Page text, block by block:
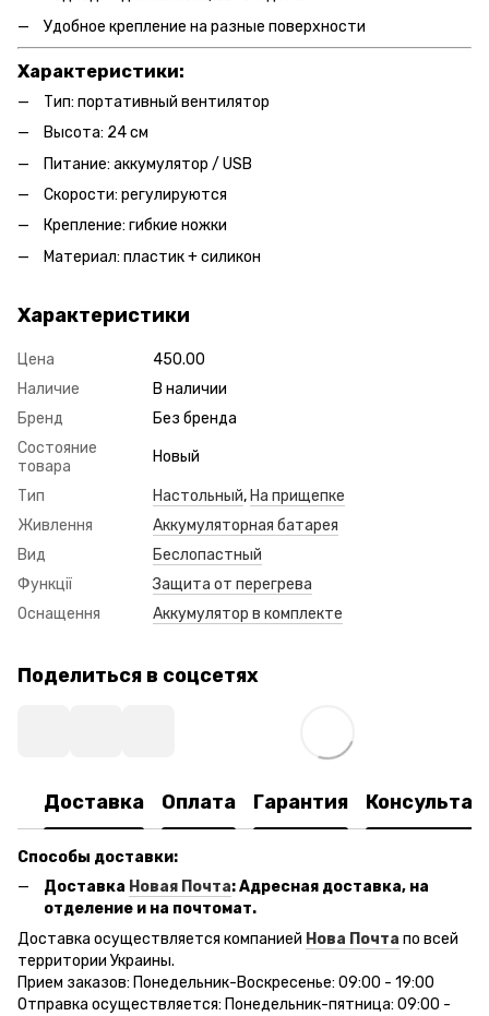
Удобное крепление на разные поверхности
Характеристики:
Тип: портативный вентилятор
Высота: 24 см
Питание: аккумулятор / USB
Скорости: регулируются
Крепление: гибкие ножки
Материал: пластик + силикон
Характеристики
Цена
450.00
Наличие
В наличии
Бренд
Без бренда
Состояние
товара
Новый
Тип Настольный, На прищепке
Живлення
Аккумуляторная батарея
Вид
Беслопастный
Функції
Защита от перегрева
Оснащення
Аккумулятор в комплекте
Поделиться в соцсетях
Доставка Оплата Гарантия
Способы доставки:
Доставка Новая Почта: Адресная доставка, на
отделение и на почтомат.
Доставка осуществляется компанией Нова Почта по всей
территории Украины.
Прием заказов: Понедельник-Воскресенье: 09:00 - 19:00
Отправка осуществляется: Понедельник-пятница: 09:00 -